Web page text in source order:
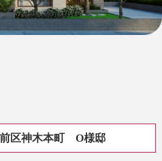
区神木本町 O様邸